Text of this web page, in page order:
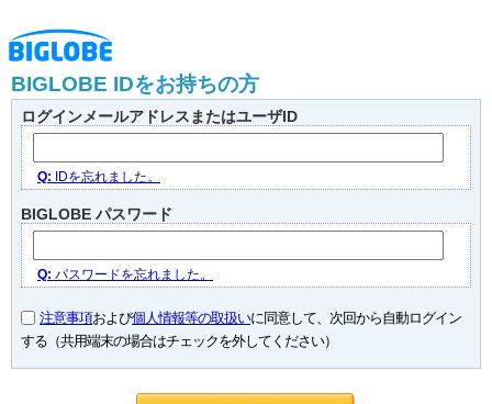
BIGLOBE IDをお持ちの方
ログインメールアドレスまたはユーザID
Q: IDを忘れました。
BIGLOBE パスワード
Q: パスワードを忘れました。
注意事項および個人情報等の取扱いに同意して、次回から自動ログイン
する（共用端末の場合はチェックを外してください）